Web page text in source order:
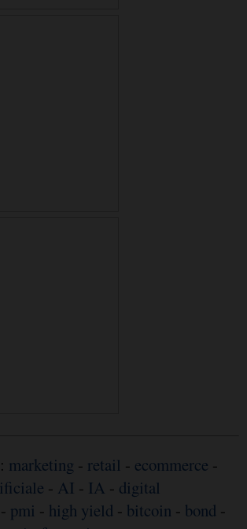
marketing - retail - ecommerce -
- AI - IA - digital
- pmi - high yield - bitcoin - bond -